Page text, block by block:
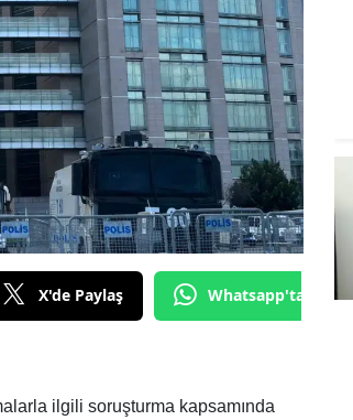
X'de Paylaş Whatsapp'tan
ilgili soruşturma kapsamında